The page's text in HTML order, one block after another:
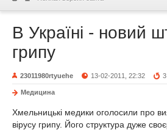
В Україні - новий
грипу
23011980rtyuehe 13-02-2011, 22:32
Медицина
Хмельницькі медики оголосили про
вірусу грипу. Його структура дуже